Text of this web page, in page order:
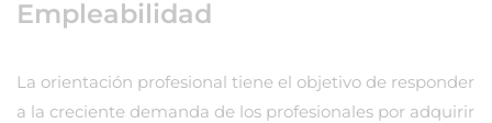
Empleabilidad
La orientación profesional tiene el objetivo de responder
a la creciente demanda de los profesionales por adquirir